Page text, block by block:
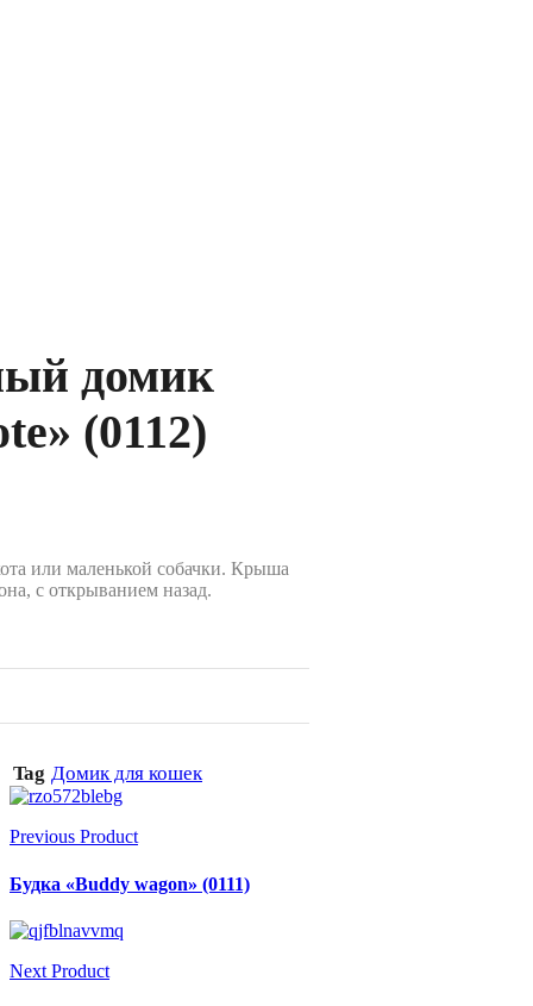
домик
(0112)
или маленькой собачки. Крыша
с открыванием назад.
Tag Домик для кошек
Previous Product
Будка «Buddy wagon» (0111)
Next Product